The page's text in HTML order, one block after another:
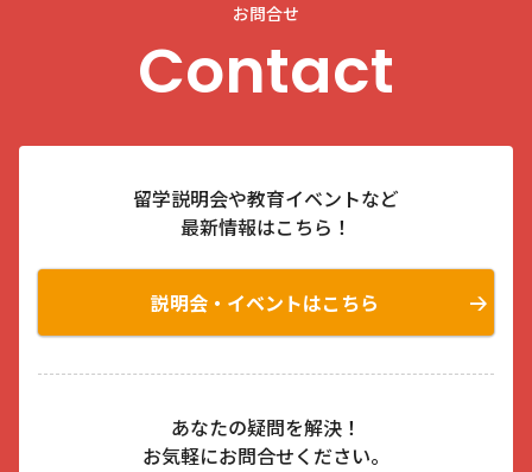
お問合せ
Contact
留学説明会や教育イベントなど
最新情報はこちら！
説明会・イベントはこちら
あなたの疑問を解決！
お気軽にお問合せください。